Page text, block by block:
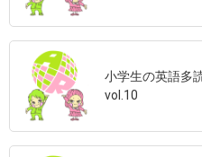
小学生の英語多
vol.10